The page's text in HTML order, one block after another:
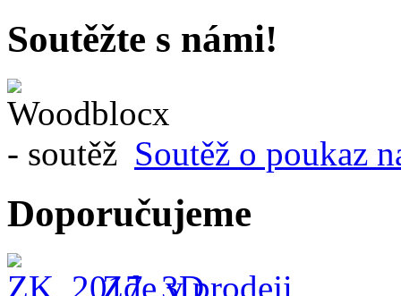
Soutěžte s námi!
Soutěž o poukaz
Doporučujeme
Zde v prodeji